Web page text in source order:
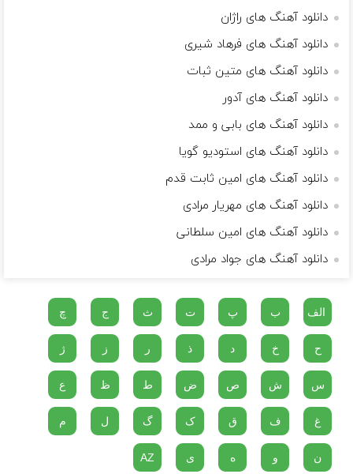
دانلود آهنگ های راژان
دانلود آهنگ های فرهاد شیری
دانلود آهنگ های متین ثبات
دانلود آهنگ های آدور
دانلود آهنگ های بابی و ممد
دانلود آهنگ های استودیو گویا
دانلود آهنگ های امین ثابت قدم
دانلود آهنگ های مهریار مرادی
دانلود آهنگ های امین سلطانی
دانلود آهنگ های جواد مرادی
الف ب پ ت ث ج چ
ح خ د ذ ر ز ژ
س ش ص ض ط ظ ع
غ ف ق ک گ ل م
ن و ه ی AZ